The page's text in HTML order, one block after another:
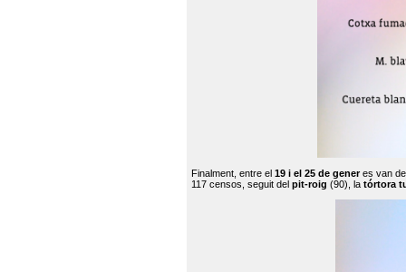
Finalment, entre el 19 i el 25 de generes van
117 censos, seguit del pit-roig (90), la tórtora